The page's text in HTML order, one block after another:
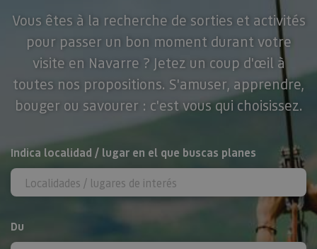
Vous êtes à la recherche de sorties et activités
pour passer un bon moment durant votre
visite en Navarre ? Jetez un coup d'œil à
toutes nos propositions. S'amuser, apprendre,
bouger ou savourer : c'est vous qui choisissez.
Rechercher
Indica localidad / lugar en el que buscas planes
Du